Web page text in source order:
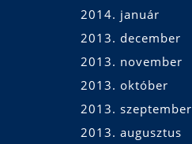
2014. január
2013. december
2013. november
2013. október
2013. szeptember
2013. augusztus